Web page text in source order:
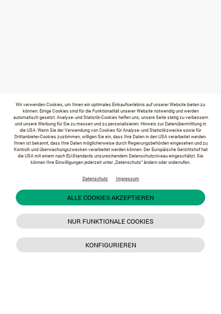
Wir verwenden Cookies, um Ihnen ein optimales Einkaufserlebnis auf unserer Website bieten zu
können. Einige Cookies sind für die Funktionalität unserer Website notwendig und werden
automatisch gesetzt. Analyse- und Statistik-Cookies helfen uns, unsere Seite stetig zu verbessern
und unsere Werbung für Sie zu messen und zu personalisieren. Hinweis zur Datenübermittlung in
die USA: Wenn Sie der Verwendung von Cookies für Analyse- und Statistikzwecke sowie für
Drittanbieter-Cookies zustimmen, willigen Sie ein, dass Ihre Daten in den USA verarbeitet werden.
Ihnen ist bekannt, dass Ihre Daten möglicherweise durch Regierungsbehörden eingesehen und zu
Kontroll- und überwachungszwecken verarbeitet werden können. Der Europäische Gerichtshof hat
die USA mit einem nach EU-Standards unzureichendem Datenschutzniveau eingeschätzt. Sie
können Ihre Einwilligungen jederzeit unter „Datenschutz“ ändern oder widerrufen.
Datenschutz Impressum
ALLE COOKIES AKZEPTIEREN
NUR FUNKTIONALE COOKIES
KONFIGURIEREN